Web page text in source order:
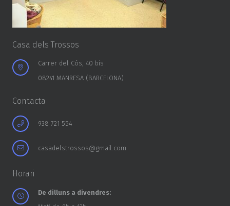
Casa dels Trossos
Carrer del Cós, 40 bis
08241 MANRESA (BARCELONA)
Contacta
938 721 554
casadelstrossos@gmail.com
Horari
De dilluns a divendres: